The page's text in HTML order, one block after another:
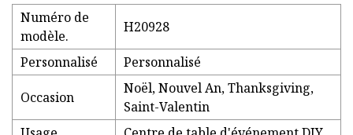
Numéro de
modèle.
H20928
Personnalisé Personnalisé
Occasion
Noël, Nouvel An, Thanksgiving,
Saint-Valentin